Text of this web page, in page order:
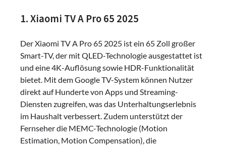
1. Xiaomi TV A Pro 65 2025
Der Xiaomi TV A Pro 65 2025 ist ein 65 Zoll großer
Smart-TV, der mit QLED-Technologie ausgestattet ist
und eine 4K-Auflösung sowie HDR-Funktionalität
bietet. Mit dem Google TV-System können Nutzer
direkt auf Hunderte von Apps und Streaming-
Diensten zugreifen, was das Unterhaltungserlebnis
im Haushalt verbessert. Zudem unterstützt der
Fernseher die MEMC-Technologie (Motion
Estimation, Motion Compensation), die